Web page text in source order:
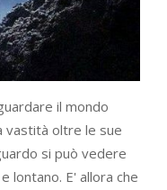
il mondo
vastità oltre le sue
si può vedere
lontano. E' allora che